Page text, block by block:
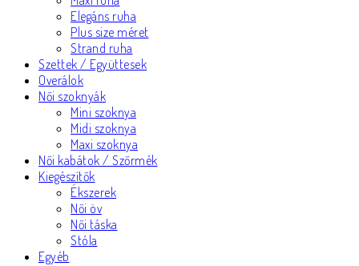
Elegáns ruha
Plus size méret
Strand ruha
Szettek / Együttesek
Overálok
Női szoknyák
Mini szoknya
Midi szoknya
Maxi szoknya
Női kabátok / Szőrmék
Kiegészítők
Ékszerek
Női öv
Női táska
Stóla
Egyéb